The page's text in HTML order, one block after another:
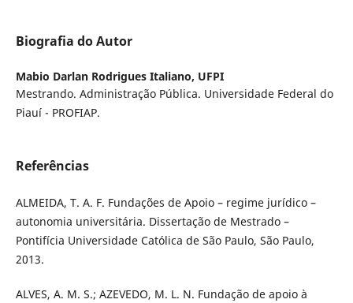
Biografia do Autor
Mabio Darlan Rodrigues Italiano, UFPI
Mestrando. Administração Pública. Universidade Federal do
Piauí - PROFIAP.
Referências
ALMEIDA, T. A. F. Fundações de Apoio – regime jurídico –
autonomia universitária. Dissertação de Mestrado –
Pontifícia Universidade Católica de São Paulo, São Paulo,
2013.
ALVES, A. M. S.; AZEVEDO, M. L. N. Fundação de apoio à